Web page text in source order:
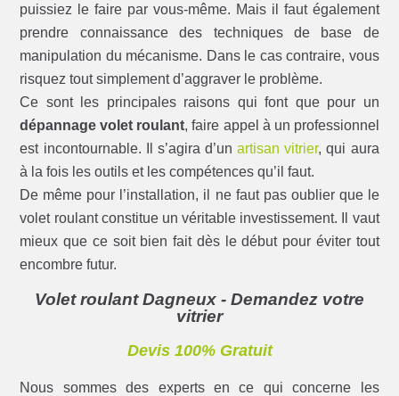
puissiez le faire par vous-même. Mais il faut également
prendre connaissance des techniques de base de
manipulation du mécanisme. Dans le cas contraire, vous
risquez tout simplement d’aggraver le problème.
Ce sont les principales raisons qui font que pour un
dépannage volet roulant, faire appel à un professionnel
est incontournable. Il s’agira d’unartisan vitrier, qui aura
à la fois les outils et les compétences qu’il faut.
De même pour l’installation, il ne faut pas oublier que le
volet roulant constitue un véritable investissement. Il vaut
mieux que ce soit bien fait dès le début pour éviter tout
encombre futur.
Volet roulant Dagneux - Demandez votre
vitrier
Devis 100% Gratuit
Nous sommes des experts en ce qui concerne les